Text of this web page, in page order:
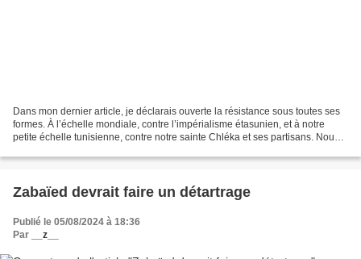
Dans mon dernier article, je déclarais ouverte la résistance sous toutes ses
formes. À l’échelle mondiale, contre l’impérialisme étasunien, et à notre
petite échelle tunisienne, contre notre sainte Chléka et ses partisans. Nous
Zabaïed devrait faire un détartrage
Publié le 05/08/2024 à 18:36
Par
__z__